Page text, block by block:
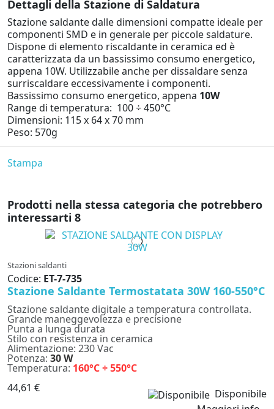
Dettagli della Stazione di Saldatura
Stazione saldante dalle dimensioni compatte ideale per
componenti SMD e in generale per piccole saldature.
Dispone di elemento riscaldante in ceramica ed è
caratterizzata da un bassissimo consumo energetico,
appena 10W. Utilizzabile anche per dissaldare senza
surriscaldare eccessivamente i componenti.
Bassissimo consumo energetico, appena 10W
Range di temperatura: 100 ÷ 450°C
Dimensioni: 115 x 64 x 70 mm
Peso: 570g
Stampa
Prodotti nella stessa categoria che potrebbero
interessarti 8
Stazioni saldanti
Codice: ET-7-735
Stazione Saldante Termostatata 30W 160-550°C
Stazione saldante digitale a temperatura controllata.
Grande maneggevolezza e precisione
Punta a lunga durata
Stilo con resistenza in ceramica
Alimentazione: 230 Vac
Potenza: 30 W
Temperatura: 160°C ÷ 550°C
44,61 €
Disponibile